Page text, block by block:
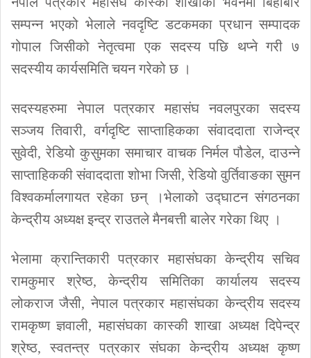
सम्पन्न भएको भेलाले नवदृष्टि डटकमका प्रधान सम्पादक
गोपाल जिसीको नेतृत्वमा एक सदस्य पछि थप्ने गरी ७
सदस्यीय कार्यसमिति चयन गरेको छ ।
सदस्यहरुमा नेपाल पत्रकार महासंघ नवलपुरका सदस्य
सञ्जय तिवारी, वर्गदृष्टि साप्ताहिकका संवाददाता राजेन्द्र
सुवेदी, रेडियो कुसुमका समाचार वाचक निर्मल पौडेल, दाउन्ने
साप्ताहिककी संवाददाता शोभा जिसी, रेडियो वुर्तिवाङका सुमन
विश्वकर्मालगायत रहेका छन् ।भेलाको उद्घाटन संगठनका
केन्द्रीय अध्यक्ष इन्द्र राउतले मैनबत्ती बालेर गरेका थिए ।
भेलामा क्रान्तिकारी पत्रकार महासंघका केन्द्रीय सचिव
रामकुमार श्रेष्ठ, केन्द्रीय समितिका कार्यालय सदस्य
लोकराज जैसी, नेपाल पत्रकार महासंघका केन्द्रीय सदस्य
रामकृष्ण ज्ञवाली, महासंघका कास्की शाखा अध्यक्ष दिपेन्द्र
श्रेष्ठ, स्वतन्त्र पत्रकार संघका केन्द्रीय अध्यक्ष कृष्ण